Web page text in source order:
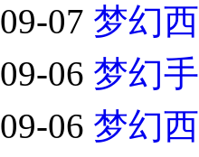
09-07 梦幻
09-06 梦幻
09-06 梦幻